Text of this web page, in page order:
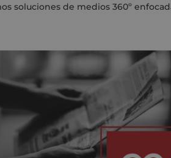
soluciones de medios 360º